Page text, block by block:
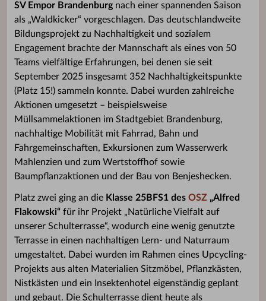
SV Empor Brandenburgnach einer spannenden Saison
als „Waldkicker“ vorgeschlagen. Das deutschlandweite
Bildungsprojekt zu Nachhaltigkeit und sozialem
Engagement brachte der Mannschaft als eines von 50
Teams vielfältige Erfahrungen, bei denen sie seit
September 2025 insgesamt 352 Nachhaltigkeitspunkte
(Platz 15!) sammeln konnte. Dabei wurden zahlreiche
Aktionen umgesetzt – beispielsweise
Müllsammelaktionen im Stadtgebiet Brandenburg,
nachhaltige Mobilität mit Fahrrad, Bahn und
Fahrgemeinschaften, Exkursionen zum Wasserwerk
Mahlenzien und zum Wertstoffhof sowie
Baumpflanzaktionen und der Bau von Benjeshecken.
Platz zwei ging an die Klasse 25BFS1 des OSZ „Alfred
Flakowski“ für ihr Projekt „Natürliche Vielfalt auf
unserer Schulterrasse“, wodurch eine wenig genutzte
Terrasse in einen nachhaltigen Lern- und Naturraum
umgestaltet. Dabei wurden im Rahmen eines Upcycling-
Projekts aus alten Materialien Sitzmöbel, Pflanzkästen,
Nistkästen und ein Insektenhotel eigenständig geplant
und gebaut. Die Schulterrasse dient heute als